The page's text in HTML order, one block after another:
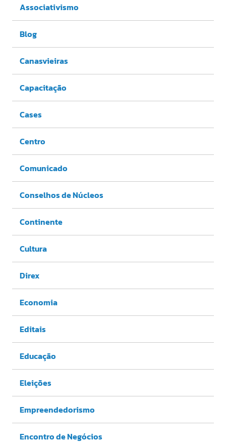
Associativismo
Blog
Canasvieiras
Capacitação
Cases
Centro
Comunicado
Conselhos de Núcleos
Continente
Cultura
Direx
Economia
Editais
Educação
Eleições
Empreendedorismo
Encontro de Negócios